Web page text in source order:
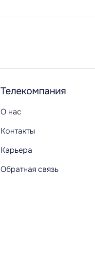
Телекомпания
О нас
Контакты
Карьера
Обратная связь